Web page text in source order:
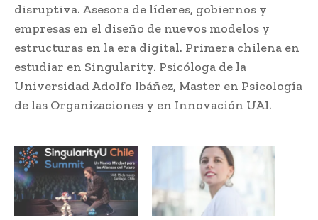
disruptiva. Asesora de líderes, gobiernos y
empresas en el diseño de nuevos modelos y
estructuras en la era digital. Primera chilena en
estudiar en Singularity. Psicóloga de la
Universidad Adolfo Ibáñez, Master en Psicología
de las Organizaciones y en Innovación UAI.